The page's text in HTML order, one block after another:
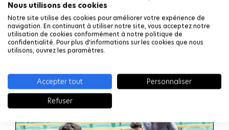
Nous utilisons des cookies
Notre site utilise des cookies pour améliorer votre expérience de
navigation. En continuant à utiliser notre site, vous acceptez notre
utilisation de cookies conformément à notre politique de
confidentialité. Pour plus d'informations sur les cookies que nous
utilisons, ouvrez les paramètres.
Accepter tout
Personnaliser
Refuser
Cycles ingénieurs
LIRE LA SUITE